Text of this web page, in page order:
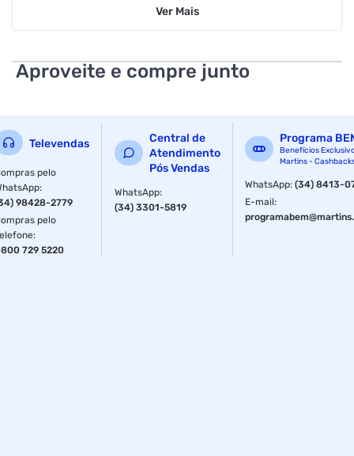
Ver Mais
Aproveite e compre junto
Televendas
pelo
:
98428-2779
pelo
:
729 5220
Central de
Atendimento
Pós Vendas
WhatsApp:
(34) 3301-5819
Programa
Benefícios
Martins -
WhatsApp:(34) 8413-
E-mail: